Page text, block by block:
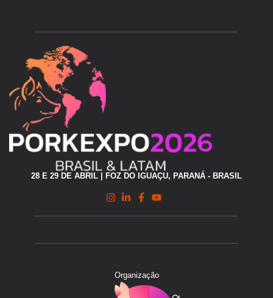
28 E 29 DE ABRIL | FOZ DO IGUAÇU, PARANÁ - BRASIL
Organização